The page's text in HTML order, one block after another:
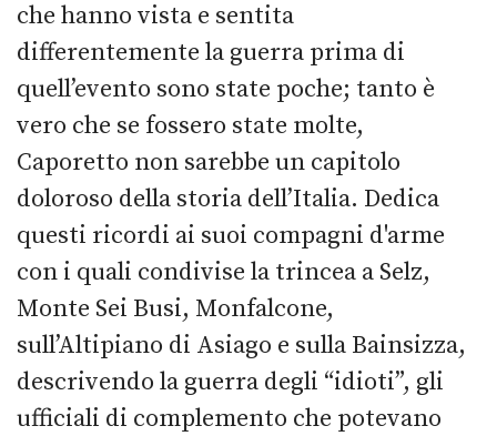
che hanno vista e sentita
differentemente la guerra prima di
quell’evento sono state poche; tanto è
vero che se fossero state molte,
Caporetto non sarebbe un capitolo
doloroso della storia dell’Italia. Dedica
questi ricordi ai suoi compagni d'arme
con i quali condivise la trincea a Selz,
Monte Sei Busi, Monfalcone,
sull’Altipiano di Asiago e sulla Bainsizza,
descrivendo la guerra degli “idioti”, gli
ufficiali di complemento che potevano